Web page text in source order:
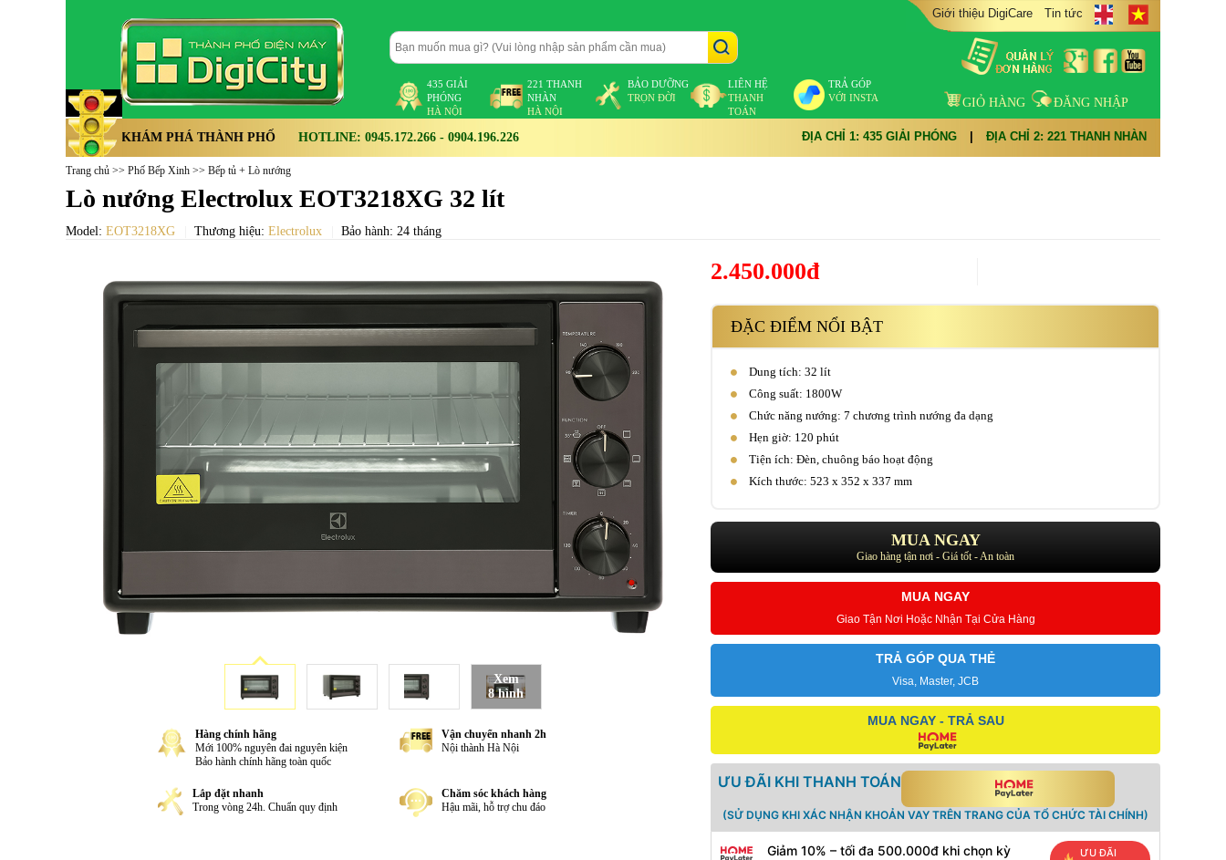
435 GIẢI
PHÓNG
HÀ NỘI
221 THANH
NHÀN
HÀ NỘI
BẢO DƯỠNG
TRỌN ĐỜI
LIÊN HỆ
THANH
TOÁN
TRẢ GÓP
VỚI INSTA
Giới thiệu DigiCare Tin tức
GIỎ HÀNG ĐĂNG NHẬP
KHÁM PHÁ THÀNH PHỐ HOTLINE: 0945.172.266 - 0904.196.226 ĐỊA CHỈ 1: 435 GIẢI PHÓNG ĐỊA CHỈ 2: 221 THANH NHÀN
Trang chủ >> Phố Bếp Xinh >> Bếp tủ + Lò nướng
Lò nướng Electrolux EOT3218XG 32 lít
Model: EOT3218XG Thương hiệu: Electrolux Bảo hành: 24 tháng
Xem
8 hình
Hàng chính hãng
Mới 100% nguyên đai nguyên kiện
Bảo hành chính hãng toàn quốc
Vận chuyển nhanh 2h
Nội thành Hà Nội
Lắp đặt nhanh
Trong vòng 24h. Chuẩn quy định
Chăm sóc khách hàng
Hậu mãi, hỗ trợ chu đáo
2.450.000đ
ĐẶC ĐIỂM NỔI BẬT
Dung tích: 32 lít
Công suất: 1800W
Chức năng nướng: 7 chương trình nướng đa dạng
Hẹn giờ: 120 phút
Tiện ích: Đèn, chuông báo hoạt động
Kích thước: 523 x 352 x 337 mm
MUA NGAY
Giao hàng tận nơi - Giá tốt - An toàn
MUA NGAY
Giao Tận Nơi Hoặc Nhận Tại Cửa Hàng
TRẢ GÓP QUA THẺ
Visa, Master, JCB
MUA NGAY - TRẢ SAU
ƯU ĐÃI KHI THANH TOÁN
(SỬ DỤNG KHI XÁC NHẬN KHOẢN VAY TRÊN TRANG CỦA TỔ CHỨC TÀI CHÍNH)
Giảm 10% – tối đa 500.000đ khi chọn kỳ
ƯU ĐÃI